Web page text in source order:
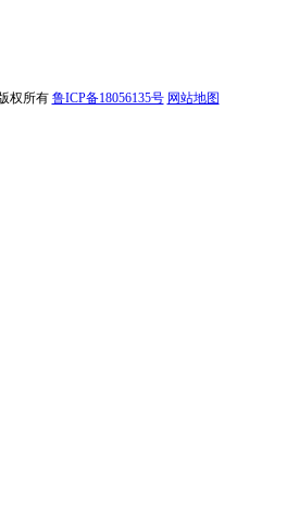
权所有 鲁ICP备18056135号 网站地图